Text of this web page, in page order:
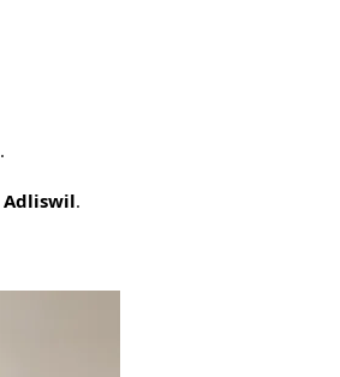
.
Adliswil.